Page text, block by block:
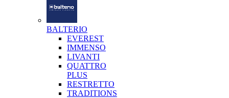
BALTERIO
EVEREST
IMMENSO
LIVANTI
QUATTRO
PLUS
RESTRETTO
TRADITIONS